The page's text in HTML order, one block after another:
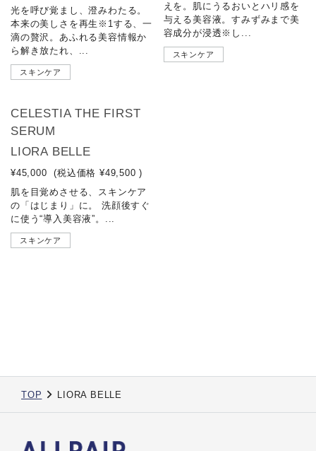
光を呼び覚まし、澄みわたる。
本来の美しさを再生※1する、一
滴の贅沢。あふれる美容情報か
ら解き放たれ、...
スキンケア
えを。肌にうるおいとハリ感を
与える美容液。すみずみまで美
容成分が浸透※し...
スキンケア
CELESTIA THE FIRST
SERUM
LIORA BELLE
¥45,000 (税込価格 ¥49,500 )
肌を目覚めさせる、スキンケア
の「はじまり」に。 洗顔後すぐ
に使う“導入美容液”。...
スキンケア
TOP LIORA BELLE